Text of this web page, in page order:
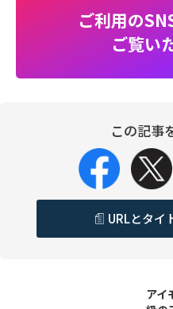
ご利用の
ご覧い
この記事
URLとタイ
アイ